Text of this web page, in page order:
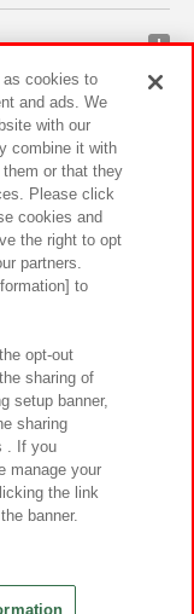
イトポリシー
ティ方針と検証結果
質問・お問い合わせ
Inc.
as cookies to
and ads. We
with our
combine it with
or that they
Please click
cookies and
the right to opt
partners.
to
opt-out
sharing of
setup banner,
sharing
. If you
manage your
the link
banner.